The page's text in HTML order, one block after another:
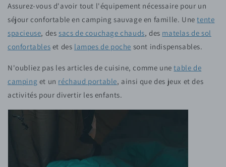
Assurez-vous d'avoir tout l'équipement nécessaire pour un
séjour confortable en camping sauvage en famille. Unetente
spacieuse, des sacs de couchage chauds, des matelas de sol
confortables et des lampes de poche sont indispensables.
N'oubliez pas les articles de cuisine, comme unetable de
camping et un réchaud portable, ainsi que des jeux et des
activités pour divertir les enfants.